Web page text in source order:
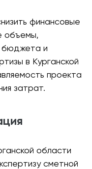
финансовые
объемы,
бюджета и
в Курганской
проекта
затрат.
области
сметной